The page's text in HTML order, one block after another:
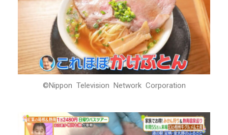
©Nippon Television Network Corporation